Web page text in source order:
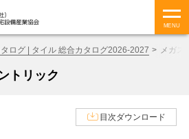
MENU
ログ | タイル 総合カタログ2026-2027 メガス
トリック
目次ダウンロード